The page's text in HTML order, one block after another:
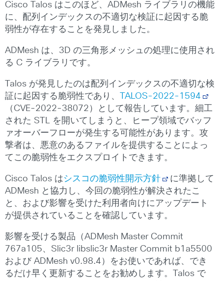
Cisco Talos はこのほど、ADMesh ライブラリの機能
に、配列インデックスの不適切な検証に起因する脆
弱性が存在することを発見しました。
ADMesh は、3D の三角形メッシュの処理に使用され
る C ライブラリです。
Talos が発見したのは配列インデックスの不適切な検
証に起因する脆弱性であり、
TALOS-2022-1594
（CVE-2022-38072）として報告しています。細工
された STL を開いてしまうと、ヒープ領域でバッフ
ァオーバーフローが発生する可能性があります。攻
撃者は、悪意のあるファイルを提供することによっ
てこの脆弱性をエクスプロイトできます。
Cisco Talos はシスコの脆弱性開示方針
に準拠して
ADMesh と協力し、今回の脆弱性が解決されたこ
と、および影響を受けた利用者向けにアップデート
が提供されていることを確認しています。
影響を受ける製品（ADMesh Master Commit
767a105、Slic3r libslic3r Master Commit b1a5500
および ADMesh v0.98.4）をお使いであれば、でき
るだけ早く更新することをお勧めします。Talos で